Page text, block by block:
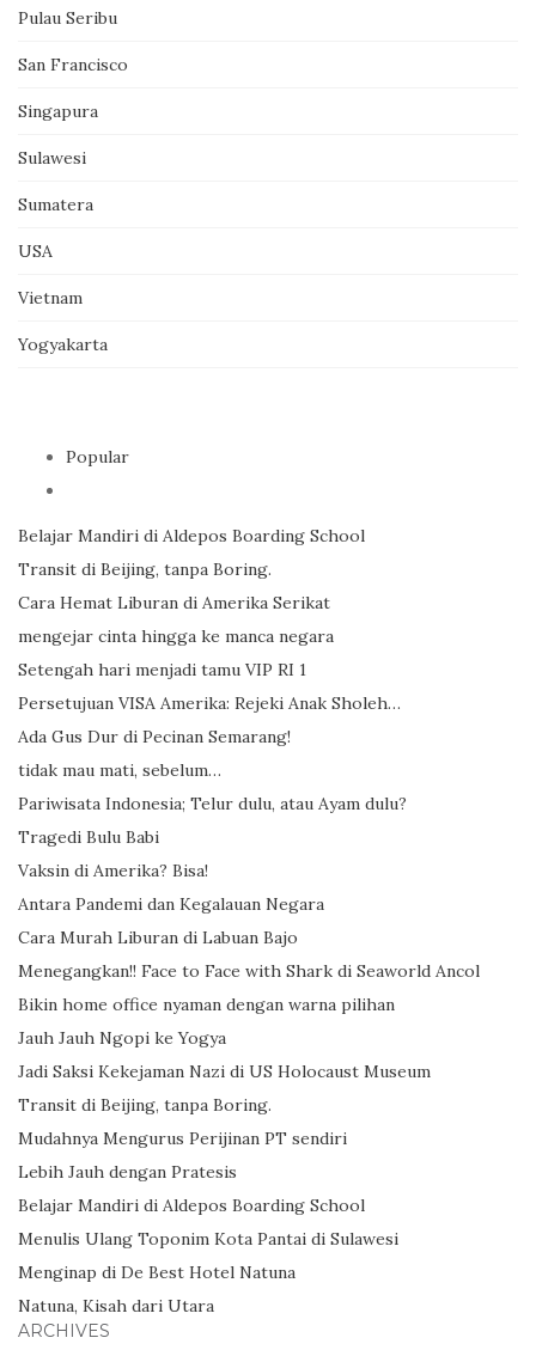
Pulau Seribu
San Francisco
Singapura
Sulawesi
Sumatera
USA
Vietnam
Yogyakarta
Popular
Belajar Mandiri di Aldepos Boarding School
Transit di Beijing, tanpa Boring.
Cara Hemat Liburan di Amerika Serikat
mengejar cinta hingga ke manca negara
Setengah hari menjadi tamu VIP RI 1
Persetujuan VISA Amerika: Rejeki Anak Sholeh…
Ada Gus Dur di Pecinan Semarang!
tidak mau mati, sebelum…
Pariwisata Indonesia; Telur dulu, atau Ayam dulu?
Tragedi Bulu Babi
Vaksin di Amerika? Bisa!
Antara Pandemi dan Kegalauan Negara
Cara Murah Liburan di Labuan Bajo
Menegangkan!! Face to Face with Shark di Seaworld Ancol
Bikin home office nyaman dengan warna pilihan
Jauh Jauh Ngopi ke Yogya
Jadi Saksi Kekejaman Nazi di US Holocaust Museum
Transit di Beijing, tanpa Boring.
Mudahnya Mengurus Perijinan PT sendiri
Lebih Jauh dengan Pratesis
Belajar Mandiri di Aldepos Boarding School
Menulis Ulang Toponim Kota Pantai di Sulawesi
Menginap di De Best Hotel Natuna
Natuna, Kisah dari Utara
ARCHIVES